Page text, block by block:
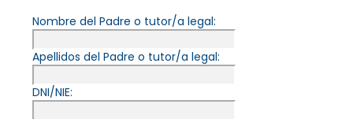
Nombre del Padre o tutor/a legal:
Apellidos del Padre o tutor/a legal:
DNI/NIE: